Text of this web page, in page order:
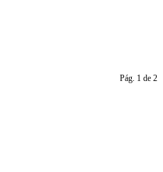
Pág. 1 de 2